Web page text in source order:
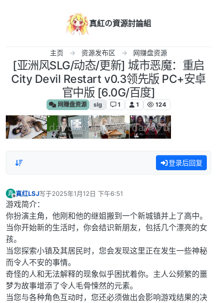
真紅の資源討論組
主页 资源发布区 网赚盘资源
[亚洲风SLG/动态/更新] 城市恶魔：重启
City Devil Restart v0.3领先版 PC+安卓
官中版 [6.0G/百度]
网赚盘资源 slg 1 1 124
登录后回复
真
离线
真红LSJ写于2025年1月12日 下午6:51
最后由 编辑
游戏简介：
你扮演主角，他刚和他的继姐搬到一个新城镇并上了高中。
当你开始新的生活时，你会结识新朋友，包括几个漂亮的女
孩。
当您探索小镇及其居民时，您会发现这里正在发生一些神秘
而令人不安的事情。
奇怪的人和无法解释的现象似乎困扰着你。主人公频繁的噩
梦为故事增添了令人毛骨悚然的元素。
当您与各种角色互动时，您还必须做出会影响游戏结果的决